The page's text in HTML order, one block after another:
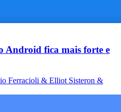
Android fica mais forte e
Ferracioli & Elliot Sisteron &